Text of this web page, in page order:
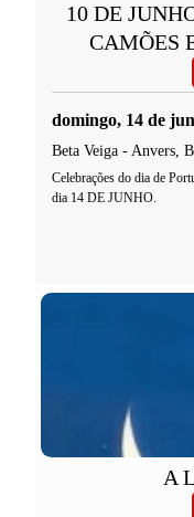
10 DE
CAMÕES
domingo, 14 de
Beta Veiga - Anvers,
Celebrações do dia de
dia 14 DE JUNHO.
A